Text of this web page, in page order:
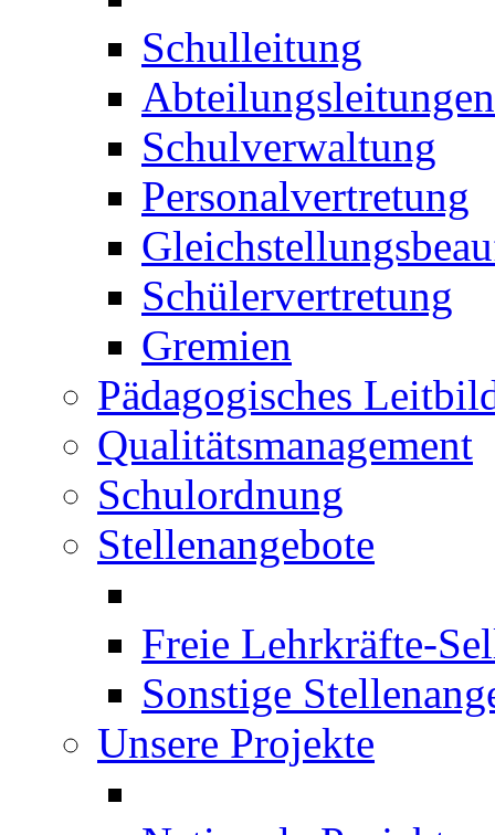
Schulleitung
Abteilungsleitungen
Schulverwaltung
Personalvertretung
Schülervertretung
Gremien
Pädagogisches
Qualitätsmanagement
Schulordnung
Stellenangebote
Freie Lehrkräfte-
Sonstige
Unsere Projekte